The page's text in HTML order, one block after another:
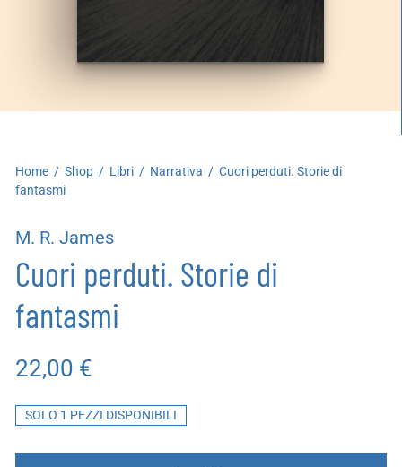
Home / Shop / Libri / Narrativa / Cuori perduti. Storie di
fantasmi
M. R. James
Cuori perduti. Storie di
fantasmi
22,00 €
SOLO 1 PEZZI DISPONIBILI